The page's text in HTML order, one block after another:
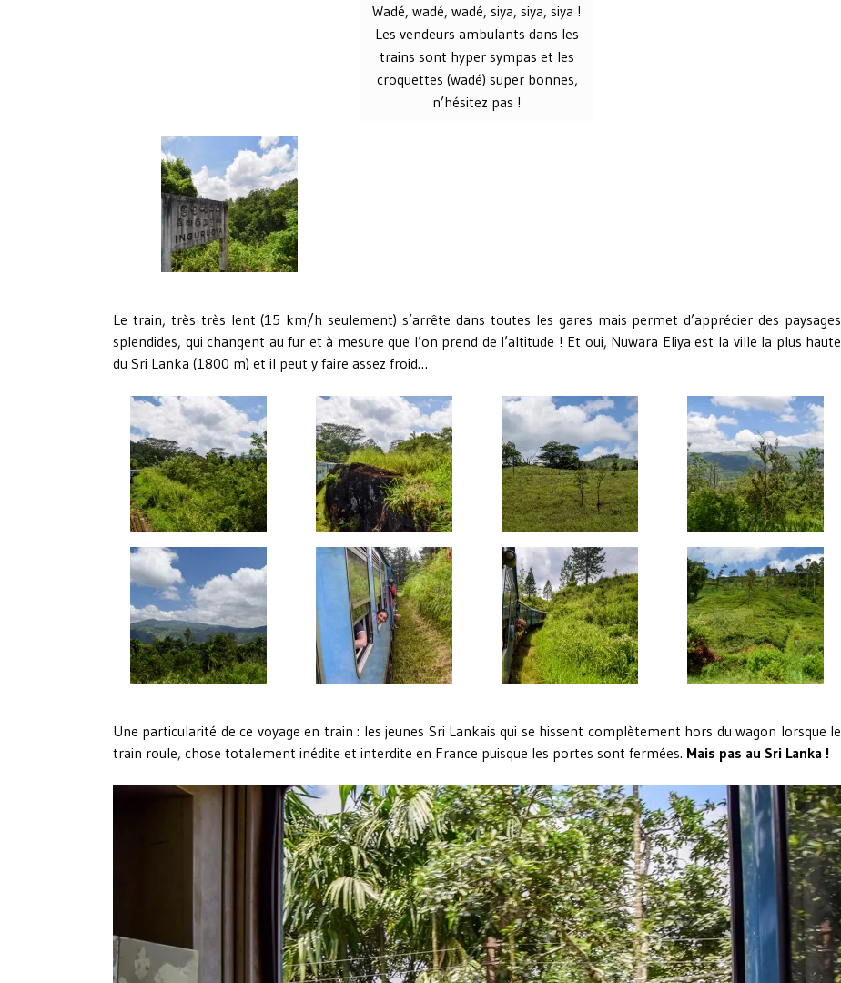
Wadé, wadé, wadé, siya, siya, siya !
Les vendeurs ambulants dans les
trains sont hyper sympas et les
croquettes (wadé) super bonnes,
n’hésitez pas !
Le train, très très lent (15 km/h seulement) s’arrête dans toutes les gares mais permet d’apprécier des paysages
splendides, qui changent au fur et à mesure que l’on prend de l’altitude ! Et oui, Nuwara Eliya est la ville la plus haute
du Sri Lanka (1800 m) et il peut y faire assez froid…
Une particularité de ce voyage en train : les jeunes Sri Lankais qui se hissent complètement hors du wagon lorsque le
train roule, chose totalement inédite et interdite en France puisque les portes sont fermées. Mais pas au Sri Lanka !